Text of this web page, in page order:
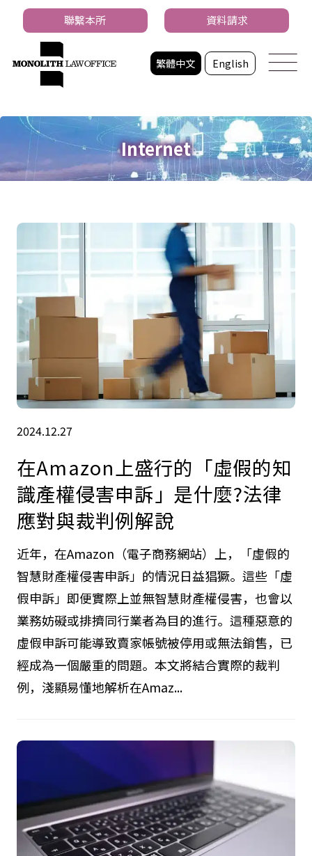
繁體中文 English
聯繫本所 資料請求
Internet
2024.12.27
在Amazon上盛行的「虛假的知
識產權侵害申訴」是什麼?法律
應對與裁判例解說
近年，在Amazon（電子商務網站）上，「虛假的
智慧財產權侵害申訴」的情況日益猖獗。這些「虛
假申訴」即便實際上並無智慧財產權侵害，也會以
業務妨礙或排擠同行業者為目的進行。這種惡意的
虛假申訴可能導致賣家帳號被停用或無法銷售，已
經成為一個嚴重的問題。本文將結合實際的裁判
例，淺顯易懂地解析在Amaz...